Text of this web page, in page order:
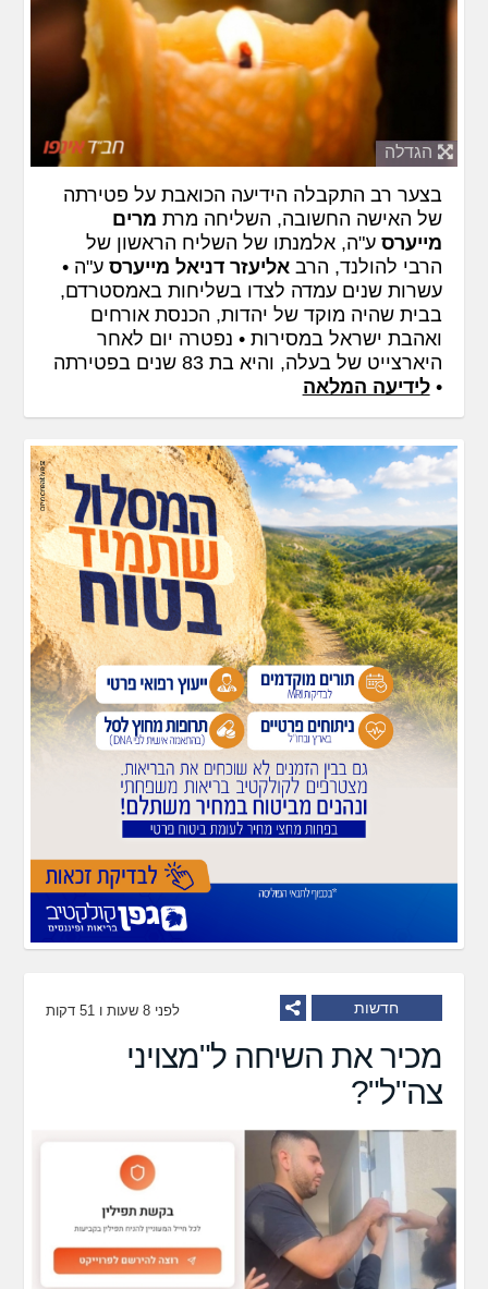
הגדלה
בצער רב התקבלה הידיעה הכואבת על פטירתה
של האישה החשובה, השליחה מרת מרים
מייערס ע"ה, אלמנתו של השליח הראשון של
הרבי להולנד, הרב אליעזר דניאל מייערס ע"ה •
עשרות שנים עמדה לצדו בשליחות באמסטרדם,
בבית שהיה מוקד של יהדות, הכנסת אורחים
ואהבת ישראל במסירות • נפטרה יום לאחר
היארצייט של בעלה, והיא בת 83 שנים בפטירתה
•לידיעה המלאה
חדשות לפני 8 שעות ו 51 דקות
מכיר את השיחה ל"מצויני
צה"ל"?